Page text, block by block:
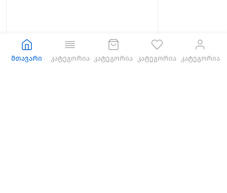
მთავარი კატეგორია კატეგორია კატეგორია კატეგორია